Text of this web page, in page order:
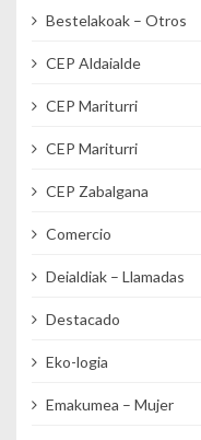
Bestelakoak – Otros
CEP Aldaialde
CEP Mariturri
CEP Mariturri
CEP Zabalgana
Comercio
Deialdiak – Llamadas
Destacado
Eko-logia
Emakumea – Mujer